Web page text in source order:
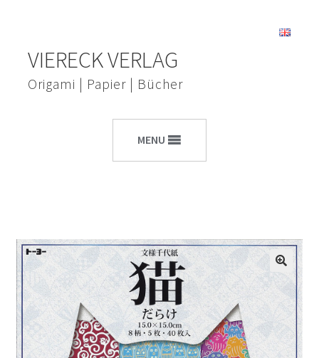
Navigation
springen
Inhalt
springen
VIERECK VERLAG
Origami | Papier | Bücher
MENU